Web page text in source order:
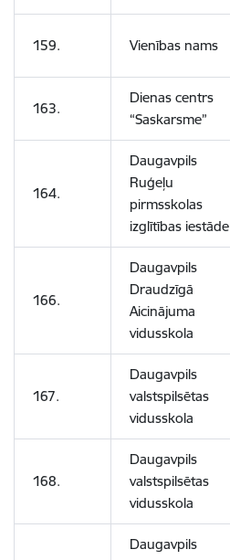
159. Vienības nams
163.
Dienas centrs
“Saskarsme”
164.
Daugavpils
Ruģeļu
pirmsskolas
izglītības iestāde
166.
Daugavpils
Draudzīgā
Aicinājuma
vidusskola
167.
Daugavpils
valstspilsētas
vidusskola
168.
Daugavpils
valstspilsētas
vidusskola
Daugavpils